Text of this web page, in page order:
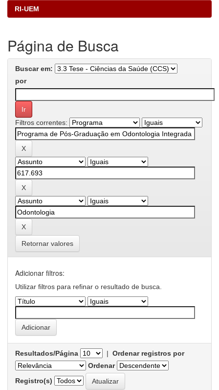
RI-UEM
Página de Busca
Buscar em:
por
Filtros correntes:
Retornar valores
Adicionar filtros:
Utilizar filtros para refinar o resultado de busca.
Resultados/Página | Ordenar registros por
Ordenar
Registro(s)